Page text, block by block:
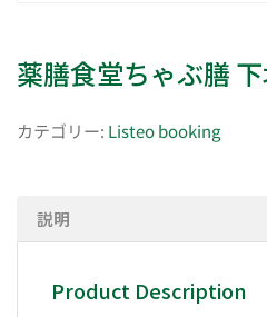
薬膳食堂ちゃぶ膳
カテゴリー: Listeo booking
説明
Product Description